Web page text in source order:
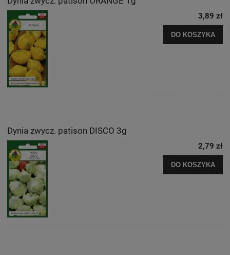
3,89 zł
DO KOSZYKA
Dynia zwycz. patison DISCO 3g
2,79 zł
DO KOSZYKA